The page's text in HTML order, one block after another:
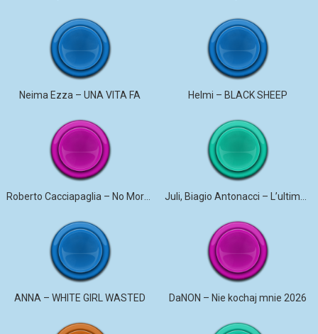
Neima Ezza – UNA VITA FA Helmi – BLACK SHEEP
Roberto Cacciapaglia – No More Violence
ANNA – WHITE GIRL WASTED DaNON – Nie kochaj mnie 2026